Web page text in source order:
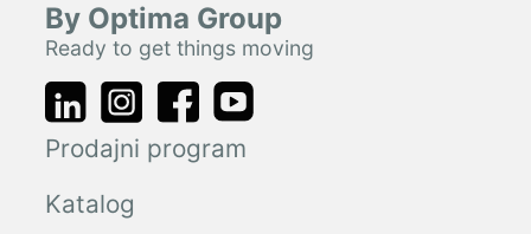
By Optima Group
Ready to get things moving
Prodajni program
Katalog